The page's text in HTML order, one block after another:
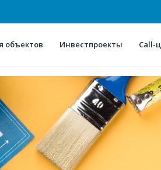
объектов Инвестпроекты Call-
О проекте
Конкурентные